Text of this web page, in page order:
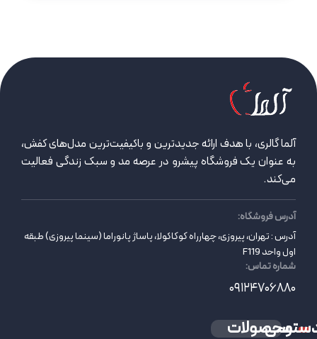
آلما گالری، با هدف ارائه جدیدترین و باکیفیت‌ترین مدل‌های کفش،
به عنوان یک فروشگاه پیشرو در عرصه مد و سبک زندگی فعالیت
می‌کند.
آدرس فروشگاه:
آدرس : تهران، پیروزی، چهارراه کوکاکولا، پاساژ پانوراما (سینما پیروزی) طبقه
اول واحد F119
شماره تماس:
09124706880
محصولات